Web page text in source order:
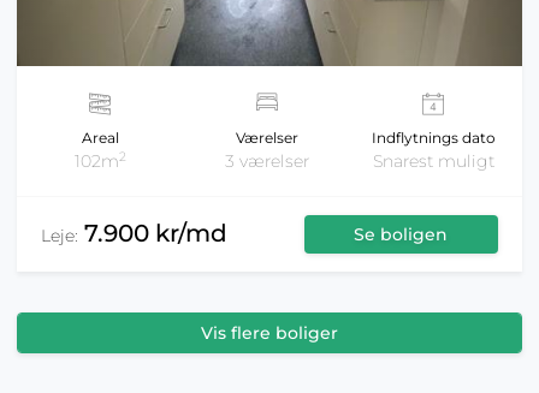
Areal
102m2
Værelser
3 værelser
Indflytnings dato
Snarest muligt
Leje: 7.900 kr/md Se boligen
Vis flere boliger